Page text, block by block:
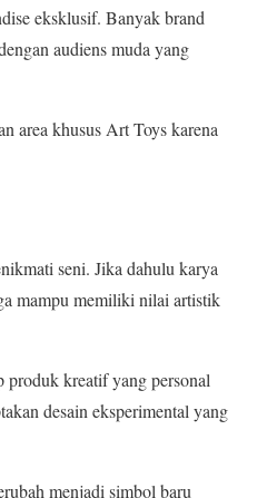
eksklusif. Banyak brand
audiens muda yang
area khusus Art Toys karena
seni. Jika dahulu karya
mampu memiliki nilai artistik
produk kreatif yang personal
desain eksperimental yang
menjadi simbol baru